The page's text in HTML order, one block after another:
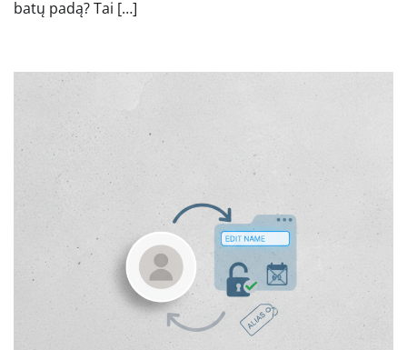
batų padą? Tai […]